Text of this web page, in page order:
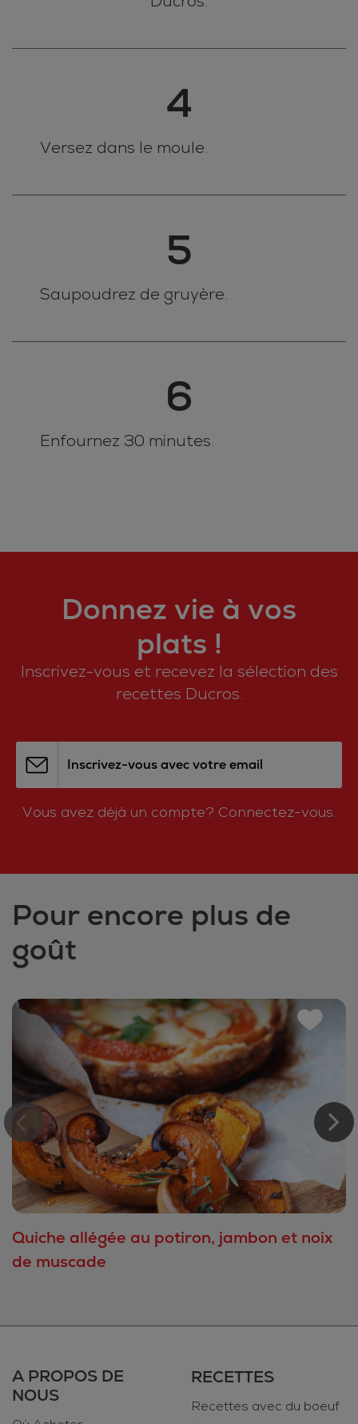
4
Versez dans le moule.
5
Saupoudrez de gruyère.
6
Enfournez 30 minutes.
Donnez vie à vos
plats !
Inscrivez-vous et recevez la sélection des
recettes Ducros.
Inscrivez-vous avec votre email
Vous avez déjà un compte? Connectez-vous.
Pour encore plus de
goût
Quiche allégée au potiron, jambon et noix
de muscade
A PROPOS DE
NOUS
RECETTES
Recettes avec du boeuf